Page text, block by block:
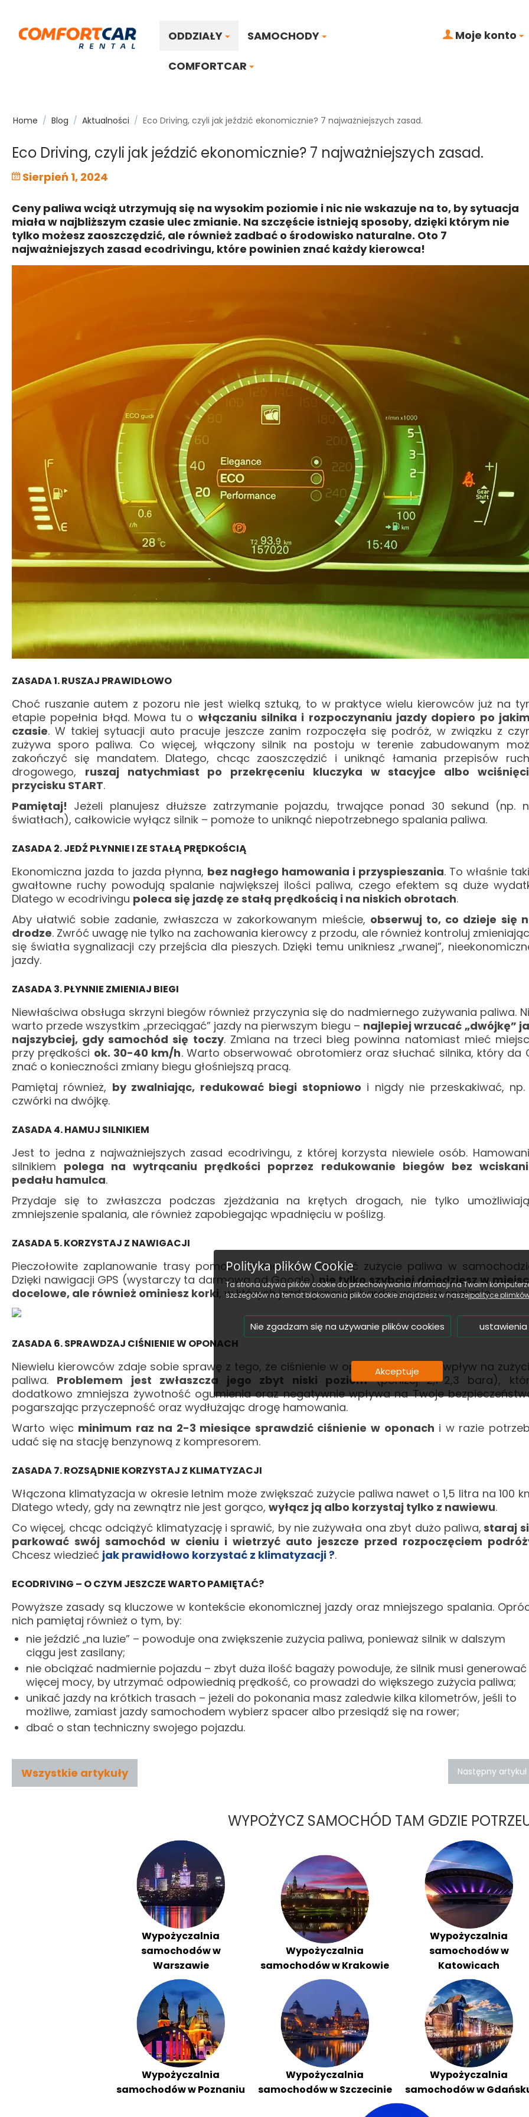
ODDZIAŁY SAMOCHODY
COMFORTCAR
Moje konto
Home / Blog / Aktualności / Eco Driving, czyli jak jeździć ekonomicznie? 7 najważniejszych zasad.
Eco Driving, czyli jak jeździć ekonomicznie? 7 najważniejszych zasad.
Sierpień 1, 2024
Ceny paliwa wciąż utrzymują się na wysokim poziomie i nic nie wskazuje na to, by sytuacja
miała w najbliższym czasie ulec zmianie. Na szczęście istnieją sposoby, dzięki którym nie
tylko możesz zaoszczędzić, ale również zadbać o środowisko naturalne. Oto 7
najważniejszych zasad ecodrivingu, które powinien znać każdy kierowca!
ZASADA 1. RUSZAJ PRAWIDŁOWO
Choć ruszanie autem z pozoru nie jest wielką sztuką, to w praktyce wielu kierowców już na
etapie popełnia błąd. Mowa tu o włączaniu silnika i rozpoczynaniu jazdy dopiero po
czasie. W takiej sytuacji auto pracuje jeszcze zanim rozpoczęła się podróż, w związku z
zużywa sporo paliwa. Co więcej, włączony silnik na postoju w terenie zabudowanym
zakończyć się mandatem. Dlatego, chcąc zaoszczędzić i uniknąć łamania przepisów
drogowego, ruszaj natychmiast po przekręceniu kluczyka w stacyjce albo
przycisku START.
Pamiętaj! Jeżeli planujesz dłuższe zatrzymanie pojazdu, trwające ponad 30 sekund (np.
światłach), całkowicie wyłącz silnik – pomoże to uniknąć niepotrzebnego spalania paliwa.
ZASADA 2. JEDŹ PŁYNNIE I ZE STAŁĄ PRĘDKOŚCIĄ
Ekonomiczna jazda to jazda płynna, bez nagłego hamowania i przyspieszania. To właśnie
gwałtowne ruchy powodują spalanie największej ilości paliwa, czego efektem są duże
Dlatego w ecodrivingu poleca się jazdę ze stałą prędkością i na niskich obrotach.
Aby ułatwić sobie zadanie, zwłaszcza w zakorkowanym mieście, obserwuj to, co dzieje się
drodze. Zwróć uwagę nie tylko na zachowania kierowcy z przodu, ale również kontroluj
się światła sygnalizacji czy przejścia dla pieszych. Dzięki temu unikniesz „rwanej”,
jazdy.
ZASADA 3. PŁYNNIE ZMIENIAJ BIEGI
Niewłaściwa obsługa skrzyni biegów również przyczynia się do nadmiernego zużywania paliwa.
warto przede wszystkim „przeciągać” jazdy na pierwszym biegu – najlepiej wrzucać „dwójkę”
najszybciej, gdy samochód się toczy. Zmiana na trzeci bieg powinna natomiast mieć
przy prędkości ok. 30-40 km/h. Warto obserwować obrotomierz oraz słuchać silnika, który da
znać o konieczności zmiany biegu głośniejszą pracą.
Pamiętaj również, by zwalniając, redukować biegi stopniowo i nigdy nie przeskakiwać, np.
czwórki na dwójkę.
ZASADA 4. HAMUJ SILNIKIEM
Jest to jedna z najważniejszych zasad ecodrivingu, z której korzysta niewiele osób.
silnikiem polega na wytrącaniu prędkości poprzez redukowanie biegów bez
pedału hamulca.
Przydaje się to zwłaszcza podczas zjeżdżania na krętych drogach, nie tylko
zmniejszenie spalania, ale również zapobiegając wpadnięciu w poślizg.
ZASADA 5. KORZYSTAJ Z NAWIGACJI
Pieczołowite zaplanowanie trasy pomoże Ci znacząco obniżyć zużycie paliwa w
Dzięki nawigacji GPS (wystarczy ta darmowa od Google)nie tylko szybciej dojedziesz w
docelowe, ale również ominiesz korki, w których jazda generuje bardzo wysokie spalanie.
ZASADA 6. SPRAWDZAJ CIŚNIENIE W OPONACH
Niewielu kierowców zdaje sobie sprawę z tego, że ciśnienie w oponach ma duży wpływ na
paliwa. Problemem jest zwłaszcza jego zbyt niski poziom(poniżej 2,1-2,3 bara),
dodatkowo zmniejsza żywotność ogumienia oraz negatywnie wpływa na Twoje
pogarszając przyczepność oraz wydłużając drogę hamowania.
Warto więc minimum raz na 2-3 miesiące sprawdzić ciśnienie w oponach i w razie
udać się na stację benzynową z kompresorem.
ZASADA 7. ROZSĄDNIE KORZYSTAJ Z KLIMATYZACJI
Włączona klimatyzacja w okresie letnim może zwiększać zużycie paliwa nawet o 1,5 litra na 100
Dlatego wtedy, gdy na zewnątrz nie jest gorąco, wyłącz ją albo korzystaj tylko z nawiewu.
Co więcej, chcąc odciążyć klimatyzację i sprawić, by nie zużywała ona zbyt dużo paliwa, staraj
parkować swój samochód w cieniu i wietrzyć auto jeszcze przed rozpoczęciem
Chcesz wiedzieć jak prawidłowo korzystać z klimatyzacji ?.
ECODRIVING – O CZYM JESZCZE WARTO PAMIĘTAĆ?
Powyższe zasady są kluczowe w kontekście ekonomicznej jazdy oraz mniejszego spalania.
nich pamiętaj również o tym, by:
nie jeździć „na luzie” – powoduje ona zwiększenie zużycia paliwa, ponieważ silnik w dalszym
ciągu jest zasilany;
nie obciążać nadmiernie pojazdu – zbyt duża ilość bagaży powoduje, że silnik musi generować
więcej mocy, by utrzymać odpowiednią prędkość, co prowadzi do większego zużycia paliwa;
unikać jazdy na krótkich trasach – jeżeli do pokonania masz zaledwie kilka kilometrów, jeśli to
możliwe, zamiast jazdy samochodem wybierz spacer albo przesiądź się na rower;
dbać o stan techniczny swojego pojazdu.
Wszystkie artykuły Następny artykuł
WYPOŻYCZ SAMOCHÓD TAM GDZIE
Wypożyczalnia
samochodów w
Warszawie
Wypożyczalnia
samochodów w Krakowie
Wypożyczalnia
samochodów w
Katowicach
Wypożyczalnia
samochodów w Poznaniu
Wypożyczalnia
samochodów w Szczecinie
Wypożyczalnia
samochodów w
Polityka plików Cookie
Ta strona używa plików cookie do przechowywania informacji na Twoim
szczegółów na temat blokowania plików cookie znajdziesz w naszejpolityce
Nie zgadzam się na używanie plików cookies ustawienia
Akceptuje